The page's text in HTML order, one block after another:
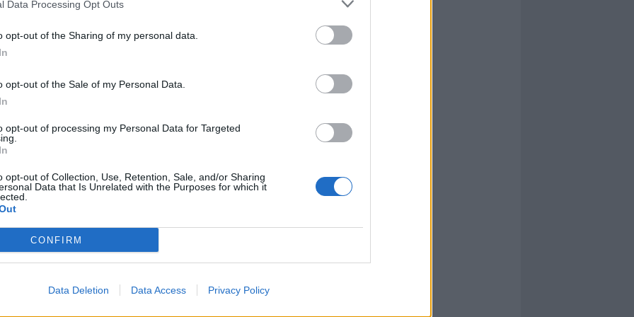
Data Processing Opt Outs
opt-out of the Sharing of my personal data.
opt-out of the Sale of my Personal Data.
opt-out of processing my Personal Data for Targeted
opt-out of Collection, Use, Retention, Sale, and/or Sharing
Data that Is Unrelated with the Purposes for which it
CONFIRM
Data Deletion Data Access Privacy Policy
oggi non si accorgono - come ripete
Beppe Grillo - che i media
un mondo che non esiste, che non è nel
pancia della gente. E anziché
come ha fatto Bersani, sul perché i
operai del Pci son finiti non solo a
ma a rivendicarlo pubblicamente,
a riproporre schemi di comodo, salottieri,
disonesti. Tutti sulla nave Diciotti, e
si prende l'immigrato a casa sua. Tutti
poi si scostano o stringono la borsa
poveri gli sfiorano accanto. Tutti per
gli eroi dell'Arma feriti ogni
spacciatori come Lui. Ops, qui
un mondo particolarmente scivoloso per
e diventa giocoforza razzista,
vituperato popolo: ore e ore di